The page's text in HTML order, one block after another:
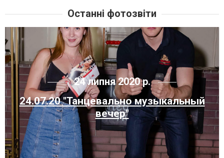
Останні фотозвіти
24 липня 2020 р.
24.07.20 "Танцевально музыкальный
вечер"